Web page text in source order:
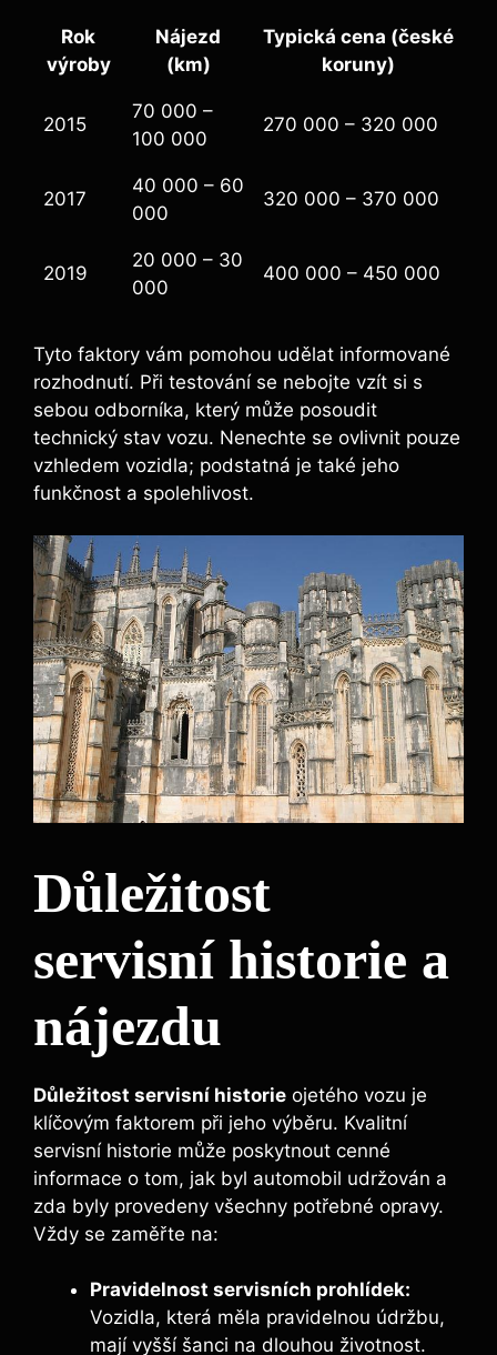
Rok
výroby
Nájezd
(km)
Typická cena (české
koruny)
2015
70 000 –
100 000
270 000 – 320 000
2017
40 000 – 60
000
320 000 – 370 000
2019
20 000 – 30
000
400 000 – 450 000
Tyto faktory vám pomohou udělat informované
rozhodnutí. Při testování se nebojte vzít si s
sebou odborníka, který může posoudit
technický stav vozu. Nenechte se ovlivnit pouze
vzhledem vozidla; podstatná je také jeho
funkčnost a spolehlivost.
Důležitost
servisní historie a
nájezdu
Důležitost servisní historie ojetého vozu je
klíčovým faktorem při jeho výběru. Kvalitní
servisní historie může poskytnout cenné
informace o tom, jak byl automobil udržován a
zda byly provedeny všechny potřebné opravy.
Vždy se zaměřte na:
Pravidelnost servisních prohlídek:
Vozidla, která měla pravidelnou údržbu,
mají vyšší šanci na dlouhou životnost.